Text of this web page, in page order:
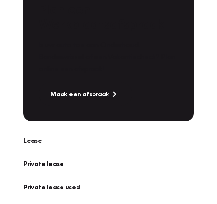
Maak een afspraak
Lease
Private lease
Private lease used